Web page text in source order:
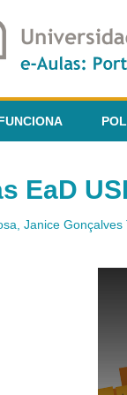
EaD
Janice